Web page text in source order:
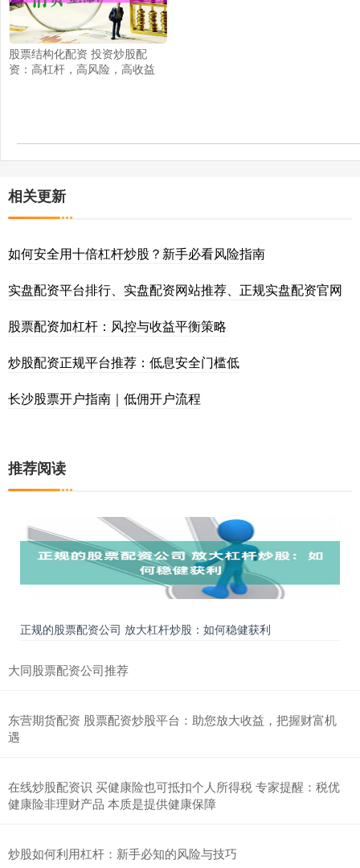
股票结构化配资 投资炒股配
资：高杠杆，高风险，高收益
相关更新
如何安全用十倍杠杆炒股？新手必看风险指南
实盘配资平台排行、实盘配资网站推荐、正规实盘配资官网
股票配资加杠杆：风控与收益平衡策略
炒股配资正规平台推荐：低息安全门槛低
长沙股票开户指南｜低佣开户流程
推荐阅读
正规的股票配资公司 放大杠杆炒股：如何稳健获利
大同股票配资公司推荐
东营期货配资 股票配资炒股平台：助您放大收益，把握财富机
遇
在线炒股配资识 买健康险也可抵扣个人所得税 专家提醒：税优
健康险非理财产品 本质是提供健康保障
炒股如何利用杠杆：新手必知的风险与技巧